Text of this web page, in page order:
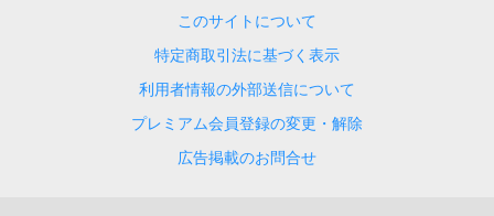
このサイトについて
特定商取引法に基づく表示
利用者情報の外部送信について
プレミアム会員登録の変更・解除
広告掲載のお問合せ